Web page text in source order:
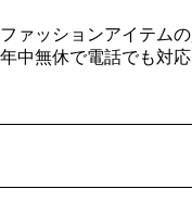
ファッションアイテム
年中無休で電話でも対